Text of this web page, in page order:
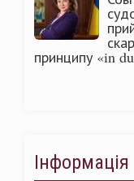
принципу «in
Інформація